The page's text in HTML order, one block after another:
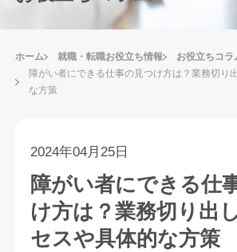
ホーム 就職・転職お役立ち情報
お役立ちコラ
障がい者にできる仕事の見つけ方は？業務切り
な方策
2024年04月25日
障がい者にできる仕
け方は？業務切り出
セスや具体的な方策